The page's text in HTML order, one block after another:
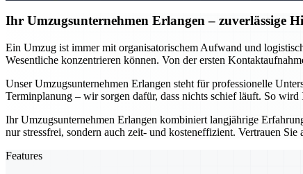
Ihr Umzugsunternehmen Erlangen – zuverlässige
Ein Umzug ist immer mit organisatorischem Aufwand und
Wesentliche konzentrieren können. Von der ersten
Unser Umzugsunternehmen Erlangen steht für professionelle
Terminplanung – wir sorgen dafür, dass nichts schief läuft. So
Ihr Umzugsunternehmen Erlangen kombiniert langjährige
nur stressfrei, sondern auch zeit- und kosteneffizient. Vertrauen
Features